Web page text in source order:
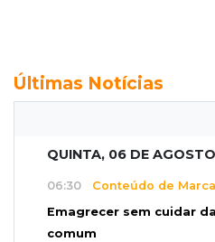
Últimas Notícias
QUINTA, 06 DE AGOSTO
06:30 Conteúdo de Marca
Emagrecer sem cuidar
comum